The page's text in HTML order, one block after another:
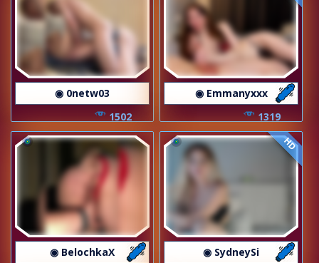
◉ 0netw03
1502
◉ Emmanyxxx
1319
◉ BelochkaX
HD
◉ SydneySi